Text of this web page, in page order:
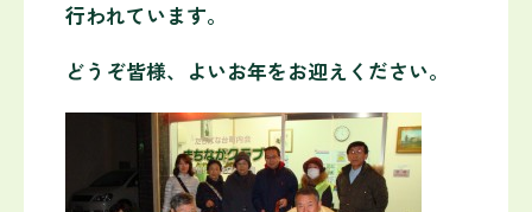
行われています。
どうぞ皆様、よいお年をお迎えください。